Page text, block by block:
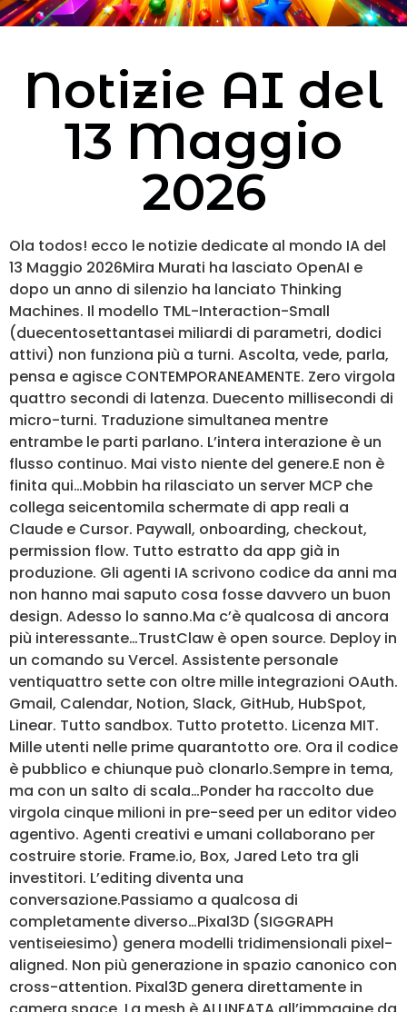
Notizie AI del
13 Maggio
2026
Ola todos! ecco le notizie dedicate al mondo IA del
13 Maggio 2026Mira Murati ha lasciato OpenAI e
dopo un anno di silenzio ha lanciato Thinking
Machines. Il modello TML-Interaction-Small
(duecentosettantasei miliardi di parametri, dodici
attivi) non funziona più a turni. Ascolta, vede, parla,
pensa e agisce CONTEMPORANEAMENTE. Zero virgola
quattro secondi di latenza. Duecento millisecondi di
micro-turni. Traduzione simultanea mentre
entrambe le parti parlano. L’intera interazione è un
flusso continuo. Mai visto niente del genere.E non è
finita qui…Mobbin ha rilasciato un server MCP che
collega seicentomila schermate di app reali a
Claude e Cursor. Paywall, onboarding, checkout,
permission flow. Tutto estratto da app già in
produzione. Gli agenti IA scrivono codice da anni ma
non hanno mai saputo cosa fosse davvero un buon
design. Adesso lo sanno.Ma c’è qualcosa di ancora
più interessante…TrustClaw è open source. Deploy in
un comando su Vercel. Assistente personale
ventiquattro sette con oltre mille integrazioni OAuth.
Gmail, Calendar, Notion, Slack, GitHub, HubSpot,
Linear. Tutto sandbox. Tutto protetto. Licenza MIT.
Mille utenti nelle prime quarantotto ore. Ora il codice
è pubblico e chiunque può clonarlo.Sempre in tema,
ma con un salto di scala…Ponder ha raccolto due
virgola cinque milioni in pre-seed per un editor video
agentivo. Agenti creativi e umani collaborano per
costruire storie. Frame.io, Box, Jared Leto tra gli
investitori. L’editing diventa una
conversazione.Passiamo a qualcosa di
completamente diverso…Pixal3D (SIGGRAPH
ventiseiesimo) genera modelli tridimensionali pixel-
aligned. Non più generazione in spazio canonico con
cross-attention. Pixal3D genera direttamente in